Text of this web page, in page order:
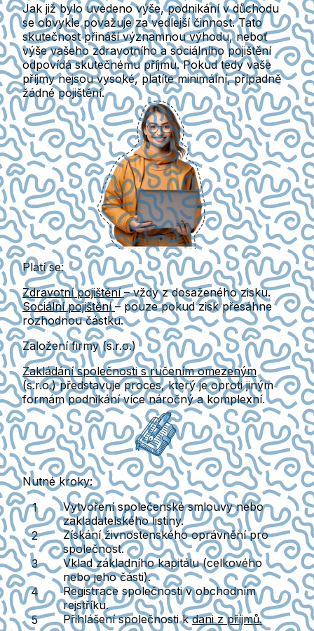
Jak již bylo uvedeno výše, podnikání v důchodu
se obvykle považuje za vedlejší činnost. Tato
skutečnostpřináší významnou výhodu, neboť
výše vašeho zdravotního a sociálního pojištění
odpovídá skutečnému příjmu. Pokud tedy vaše
příjmy nejsou vysoké, platíte minimální, případně
žádné pojištění.
Platí se:
Zdravotní pojištění – vždy z dosaženého zisku.
Sociální pojištění– pouze pokud zisk přesáhne
rozhodnou částku.
Založení firmy (s.r.o.)
Zakládání společnosti s ručením omezeným
(s.r.o.) představuje proces, který je oproti jiným
formám podnikánívíce náročný a komplexní.
Nutné kroky:
Vytvořeníspolečenské smlouvynebo
zakladatelského listiny.
Získání živnostenského oprávněnípro
společnost.
Vklad základního kapitálu(celkového
nebo jeho části).
Registrace společnosti vobchodním
rejstříku.
Přihlášení společnosti kdani z příjmů.